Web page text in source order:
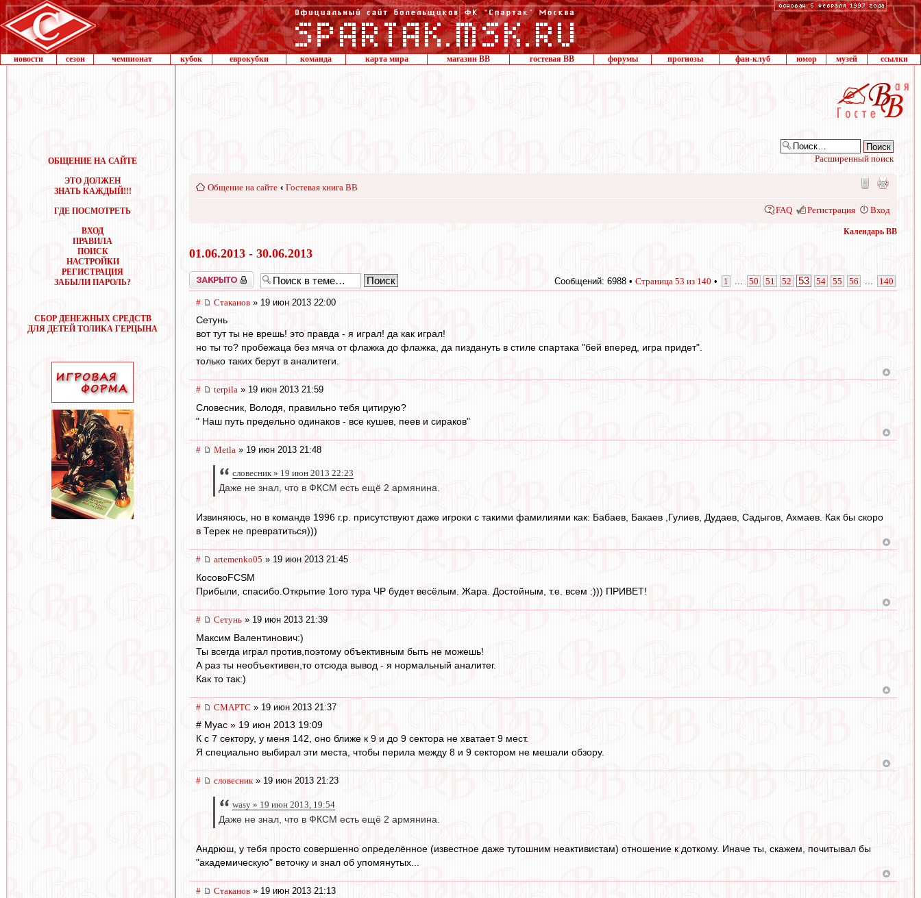
новости сезон чемпионат кубок еврокубки команда карта мира магазин ВВ гостевая ВВ форумы прогнозы фан-клуб юмор музей ссылки
ОБЩЕНИЕ НА САЙТЕ
ЭТО ДОЛЖЕН
ЗНАТЬ КАЖДЫЙ!!!
ГДЕ ПОСМОТРЕТЬ
ВХОД
ПРАВИЛА
ПОИСК
НАСТРОЙКИ
РЕГИСТРАЦИЯ
ЗАБЫЛИ ПАРОЛЬ?
СБОР ДЕНЕЖНЫХ СРЕДСТВ
ДЛЯ ДЕТЕЙ ТОЛИКА ГЕРЦЫНА
Расширенный поиск
Общение на сайте ‹ Гостевая книга ВВ
FAQ Регистрация Вход
Календарь ВВ
01.06.2013 - 30.06.2013
Закрыто Сообщений: 6988 • Страница 53 из 140 • 1 50 51 52 53 54 55 56 140
# Cтаканов » 19 июн 2013 22:00
Сетунь
вот тут ты не врешь! это правда - я играл! да как играл!
но ты то? пробежаца без мяча от флажка до флажка, да пиздануть в стиле спартака "бей вперед, игра придет".
только таких берут в аналитеги.
# terpila » 19 июн 2013 21:59
Словесник, Володя, правильно тебя цитирую?
" Наш путь предельно одинаков - все кушев, пеев и сираков"
# Metla » 19 июн 2013 21:48
словесник » 19 июн 2013 22:23
Даже не знал, что в ФКСМ есть ещё 2 армянина.
Извиняюсь, но в команде 1996 г.р. присутствуют даже игроки с такими фамилиями как: Бабаев, Бакаев ,Гулиев, Дудаев, Садыгов, Ахмаев. Как бы скоро
в Терек не превратиться)))
# artemenko05 » 19 июн 2013 21:45
КосовоFCSМ
Прибыли, спасибо.Открытие 1ого тура ЧР будет весёлым. Жара. Достойным, т.е. всем :))) ПРИВЕТ!
# Сетунь » 19 июн 2013 21:39
Максим Валентинович:)
Ты всегда играл против,поэтому объективным быть не можешь!
А раз ты необъективен,то отсюда вывод - я нормальный аналитег.
Как то так:)
# СМАРТС » 19 июн 2013 21:37
# Myac » 19 июн 2013 19:09
К с 7 сектору, у меня 142, оно ближе к 9 и до 9 сектора не хватает 9 мест.
Я специально выбирал эти места, чтобы перила между 8 и 9 сектором не мешали обзору.
# словесник» 19 июн 2013 21:23
wasy » 19 июн 2013, 19:54
Даже не знал, что в ФКСМ есть ещё 2 армянина.
Андрюш, у тебя просто совершенно определённое (известное даже тутошним неактивистам) отношение к доткому. Иначе ты, скажем, почитывал бы
"академическую" веточку и знал об упомянутых...
# Cтаканов » 19 июн 2013 21:13